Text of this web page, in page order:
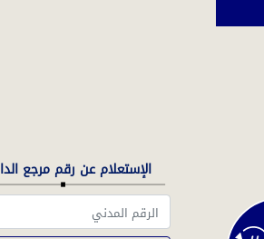
الإستعلام عن رقم مرجع